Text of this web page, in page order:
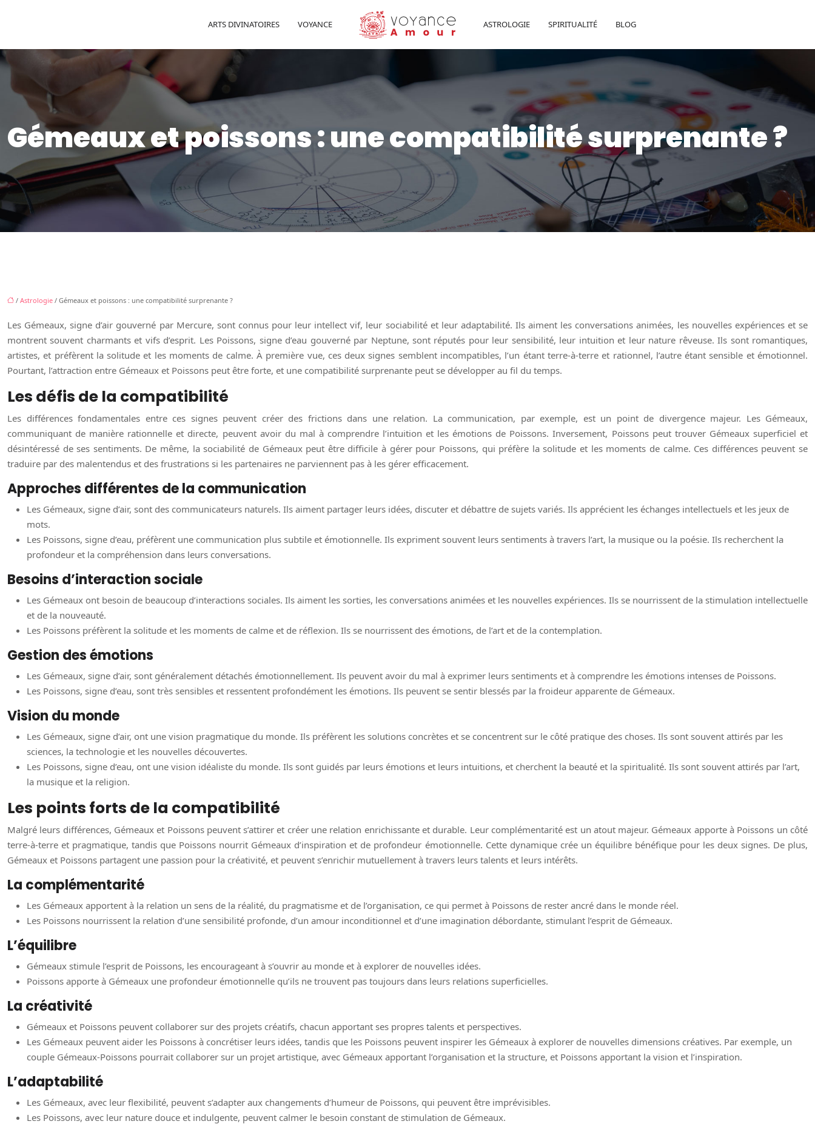
VOYANCE
ARTS DIVINATOIRES ASTROLOGIE SPIRITUALITÉ BLOG
Gémeaux et poissons : une compatibilité surprenante ?
/ Astrologie / Gémeaux et poissons : une compatibilité surprenante ?
Les Gémeaux, signe d’air gouverné par Mercure, sont connus pour leur intellect vif, leur sociabilité et leur adaptabilité. Ils aiment les conversations animées, les nouvelles expériences et se
montrent souvent charmants et vifs d’esprit. Les Poissons, signe d’eau gouverné par Neptune, sont réputés pour leur sensibilité, leur intuition et leur nature rêveuse. Ils sont romantiques,
artistes, et préfèrent la solitude et les moments de calme. À première vue, ces deux signes semblent incompatibles, l’un étant terre-à-terre et rationnel, l’autre étant sensible et émotionnel.
Pourtant, l’attraction entre Gémeaux et Poissons peut être forte, et une compatibilité surprenante peut se développer au fil du temps.
Les défis de la compatibilité
Les différences fondamentales entre ces signes peuvent créer des frictions dans une relation. La communication, par exemple, est un point de divergence majeur. Les Gémeaux,
communiquant de manière rationnelle et directe, peuvent avoir du mal à comprendre l’intuition et les émotions de Poissons. Inversement, Poissons peut trouver Gémeaux superficiel et
désintéressé de ses sentiments. De même, la sociabilité de Gémeaux peut être difficile à gérer pour Poissons, qui préfère la solitude et les moments de calme. Ces différences peuvent se
traduire par des malentendus et des frustrations si les partenaires ne parviennent pas à les gérer efficacement.
Approches différentes de la communication
Les Gémeaux, signe d’air, sont des communicateurs naturels. Ils aiment partager leurs idées, discuter et débattre de sujets variés. Ils apprécient les échanges intellectuels et les jeux de
mots.
Les Poissons, signe d’eau, préfèrent une communication plus subtile et émotionnelle. Ils expriment souvent leurs sentiments à travers l’art, la musique ou la poésie. Ils recherchent la
profondeur et la compréhension dans leurs conversations.
Besoins d’interaction sociale
Les Gémeaux ont besoin de beaucoup d’interactions sociales. Ils aiment les sorties, les conversations animées et les nouvelles expériences. Ils se nourrissent de la stimulation intellectuelle
et de la nouveauté.
Les Poissons préfèrent la solitude et les moments de calme et de réflexion. Ils se nourrissent des émotions, de l’art et de la contemplation.
Gestion des émotions
Les Gémeaux, signe d’air, sont généralement détachés émotionnellement. Ils peuvent avoir du mal à exprimer leurs sentiments et à comprendre les émotions intenses de Poissons.
Les Poissons, signe d’eau, sont très sensibles et ressentent profondément les émotions. Ils peuvent se sentir blessés par la froideur apparente de Gémeaux.
Vision du monde
Les Gémeaux, signe d’air, ont une vision pragmatique du monde. Ils préfèrent les solutions concrètes et se concentrent sur le côté pratique des choses. Ils sont souvent attirés par les
sciences, la technologie et les nouvelles découvertes.
Les Poissons, signe d’eau, ont une vision idéaliste du monde. Ils sont guidés par leurs émotions et leurs intuitions, et cherchent la beauté et la spiritualité. Ils sont souvent attirés par l’art,
la musique et la religion.
Les points forts de la compatibilité
Malgré leurs différences, Gémeaux et Poissons peuvent s’attirer et créer une relation enrichissante et durable. Leur complémentarité est un atout majeur. Gémeaux apporte à Poissons un côté
terre-à-terre et pragmatique, tandis que Poissons nourrit Gémeaux d’inspiration et de profondeur émotionnelle. Cette dynamique crée un équilibre bénéfique pour les deux signes. De plus,
Gémeaux et Poissons partagent une passion pour la créativité, et peuvent s’enrichir mutuellement à travers leurs talents et leurs intérêts.
La complémentarité
Les Gémeaux apportent à la relation un sens de la réalité, du pragmatisme et de l’organisation, ce qui permet à Poissons de rester ancré dans le monde réel.
Les Poissons nourrissent la relation d’une sensibilité profonde, d’un amour inconditionnel et d’une imagination débordante, stimulant l’esprit de Gémeaux.
L’équilibre
Gémeaux stimule l’esprit de Poissons, les encourageant à s’ouvrir au monde et à explorer de nouvelles idées.
Poissons apporte à Gémeaux une profondeur émotionnelle qu’ils ne trouvent pas toujours dans leurs relations superficielles.
La créativité
Gémeaux et Poissons peuvent collaborer sur des projets créatifs, chacun apportant ses propres talents et perspectives.
Les Gémeaux peuvent aider les Poissons à concrétiser leurs idées, tandis que les Poissons peuvent inspirer les Gémeaux à explorer de nouvelles dimensions créatives. Par exemple, un
couple Gémeaux-Poissons pourrait collaborer sur un projet artistique, avec Gémeaux apportant l’organisation et la structure, et Poissons apportant la vision et l’inspiration.
L’adaptabilité
Les Gémeaux, avec leur flexibilité, peuvent s’adapter aux changements d’humeur de Poissons, qui peuvent être imprévisibles.
Les Poissons, avec leur nature douce et indulgente, peuvent calmer le besoin constant de stimulation de Gémeaux.